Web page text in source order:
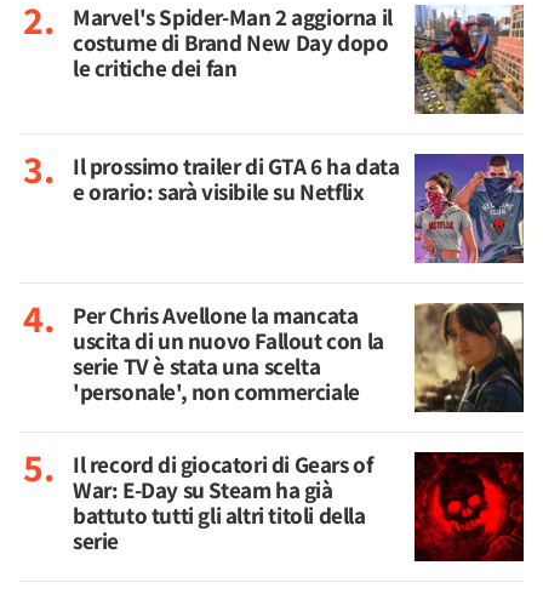
Marvel's Spider-Man 2 aggiorna il
costume di Brand New Day dopo
le critiche dei fan
Il prossimo trailer di GTA 6 ha data
e orario: sarà visibile su Netflix
Per Chris Avellone la mancata
uscita di un nuovo Fallout con la
serie TV è stata una scelta
'personale', non commerciale
Il record di giocatori di Gears of
War: E-Day su Steam ha già
battuto tutti gli altri titoli della
serie